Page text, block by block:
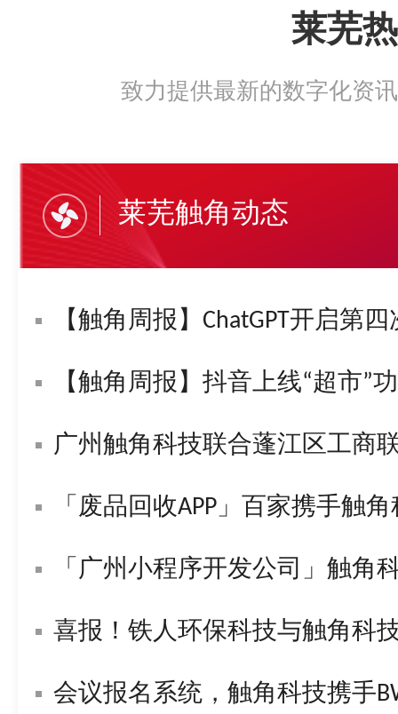
莱芜
致力提供最新的数字化资
莱芜触角动态
【触角周报】ChatGPT开启第四
【触角周报】抖音上线“超市”功能！字节复活“悟空问答”！苹
广州触角科技联合蓬江区工商
「废品回收APP」百家携手触
「广州小程序开发公司」触角
喜报！铁人环保科技与触角科技签署
会议报名系统，触角科技携手BWL